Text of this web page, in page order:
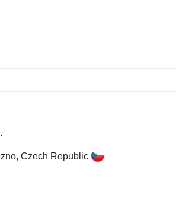
Czech Republic